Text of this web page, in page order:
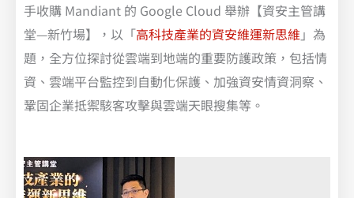
手收購 Mandiant 的 Google Cloud 舉辦【資安主管講
堂—新竹場】，以「高科技產業的資安維運新思維」為
題，全方位探討從雲端到地端的重要防護政策，包括情
資、雲端平台監控到自動化保護、加強資安情資洞察、
鞏固企業抵禦駭客攻擊與雲端天眼搜集等。